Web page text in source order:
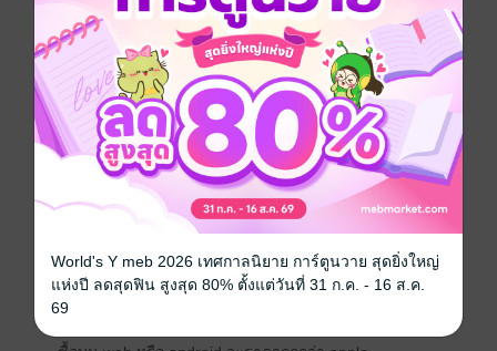
-- บางส่วนบางตอนของนิยาย --
นลินญาเม้มริมฝีปากแน่น ยกมือขึ้นทุบตีร่างใหญ่ทว่าอีก
ฝ่ายกลับไม่สะทกสะท้านยังคงอุกอาจรุกล้ำต่อเนื่อง ทำได้
แค่เพียงปล่อยหยาดน้ำตาออกมาเต็มใบหน้า
“ลินจ๋า พี่คิดถึงลินมาก”
ริมฝีปากร้อนผ่าวลากไล้ซุกลำคอขาว มือข้างหนึ่งสอด
แทรกเข้ามาในเสื้อเชิ๊ตแล้วตรงเข้ากอบกุมความนุ่มหยุ่น
บีบเคล้าหนักเบาจนร่างบางเริ่มอ่อนระทวย นิ้วใหญ่ขยับ
เพียงเล็กน้อยเม็ดกระดุมก็หลุดออกเผยเนินอกขาวเนียน ภูมิ
รพีเหมือนคนเดินผ่านทะเลทรายพอเจอแหล่งโอเอซิสก็อด
ไม่ได้ที่จะตะกรุบตะกรามเพราะความหิวโหย
นิยายเรื่องนี้ ออกแนวอึมซึมและอาจขัดอกขัดใจ กรุณา
World's Y meb 2026 เทศกาลนิยาย การ์ตูนวาย สุดยิ่งใหญ่
แห่งปี ลดสุดฟิน สูงสุด 80% ตั้งแต่วันที่ 31 ก.ค. - 16 ส.ค.
69